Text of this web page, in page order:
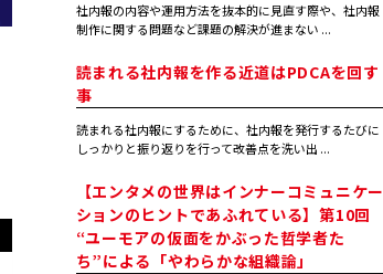
社内報の内容や運用方法を抜本的に見直す際や、社内報
制作に関する問題など課題の解決が進まない ...
読まれる社内報を作る近道はPDCAを回す
事
読まれる社内報にするために、社内報を発行するたびに
しっかりと振り返りを行って改善点を洗い出 ...
【エンタメの世界はインナーコミュニケー
ションのヒントであふれている】第10回
“ユーモアの仮面をかぶった哲学者た
ち”による「やわらかな組織論」